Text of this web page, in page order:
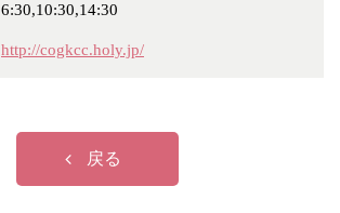
6:30,10:30,14:30
http://cogkcc.holy.jp/
戻る